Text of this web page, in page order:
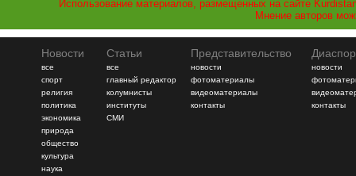
Использование материалов, размещенных на сайте
Мнение авторов
Новости
все
спорт
религия
политика
экономика
природа
общество
культура
наука
Статьи
все
главный редактор
колумнисты
институты
СМИ
Представительство
новости
фотоматериалы
видеоматериалы
контакты
новости
контакты